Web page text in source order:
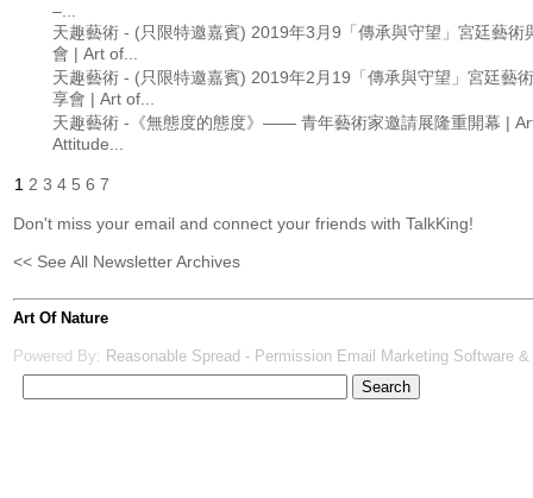
–...
天趣藝術 - (只限特邀嘉賓) 2019年3月9「傳承與守望」宮廷藝術
會 | Art of...
天趣藝術 - (只限特邀嘉賓) 2019年2月19「傳承與守望」宮廷藝
享會 | Art of...
天趣藝術 -《無態度的態度》—— 青年藝術家邀請展隆重開幕 |
Attitude...
1 2 3 4 5 6 7
Don't miss your email and connect your friends with TalkKing!
<< See All Newsletter Archives
Art Of Nature
Powered By: Reasonable Spread - Permission Email Marketing Software